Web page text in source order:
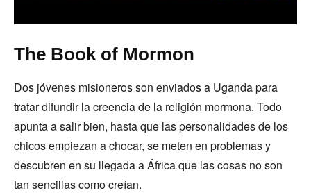
The Book of Mormon
Dos jóvenes misioneros son enviados a Uganda para
tratar difundir la creencia de la religión mormona. Todo
apunta a salir bien, hasta que las personalidades de los
chicos empiezan a chocar, se meten en problemas y
descubren en su llegada a África que las cosas no son
tan sencillas como creían.